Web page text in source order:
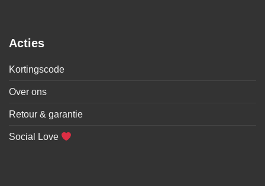
Acties
Kortingscode
Over ons
Retour & garantie
Social Love